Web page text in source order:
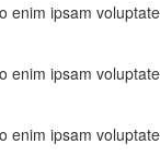
enim ipsam
enim ipsam
enim ipsam